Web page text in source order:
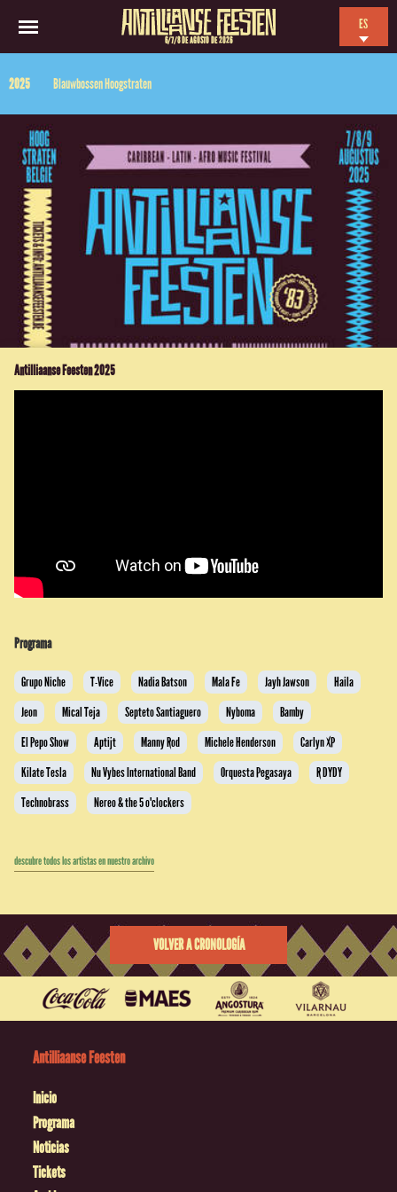
6/7/8 DE AGOSTO DE 2026
ES
FR
2025 Blauwbossen Hoogstraten
Antilliaanse Feesten 2025
Programa
Grupo Niche T-Vice Nadia Batson Mala Fe Jayh Jawson
Haila
Jeon
Mical Teja Septeto Santiaguero Nyboma
Bamby
El Pepo Show
Aptijt Manny Rod Michele Henderson
Carlyn XP
Kilate Tesla
Nu Vybes International Band Orquesta Pegasaya
R DYDY
Technobrass
Nereo & the 5 o'clockers
descubre todos los artistas en nuestro archivo
VOLVER A CRONOLOGÍA
Antilliaanse Feesten
Inicio
Programa
Noticias
Tickets